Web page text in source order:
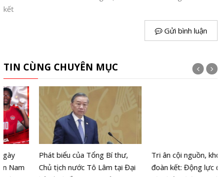
kết
Gửi bình luận
TIN CÙNG CHUYÊN MỤC
Phát biểu của Tổng Bí thư,
Chủ tịch nước Tô Lâm tại Đại
Tri ân cội nguồn, khơi dậy đại
đoàn kết: Động lực đưa Phú